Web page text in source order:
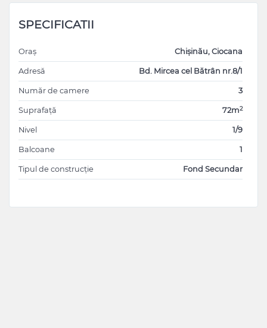
SPECIFICATII
Oraș Chișinău, Ciocana
Adresă Bd. Mircea cel Bătrân nr.8/1
Număr de camere 3
Suprafață 72m2
Nivel 1/9
Balcoane 1
Tipul de construcție Fond Secundar